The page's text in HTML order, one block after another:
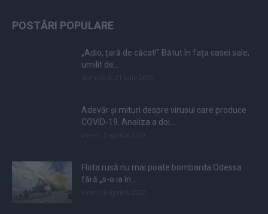
POSTĂRI POPULARE
„Adio, țară de căcat!” Bătut în fața casei sale,
umilit de...
Adevăr și mituri despre virusul care produce
COVID-19. Analiza a doi...
Flota rusă nu mai poate bombarda Odessa
fără „s-o ia în...